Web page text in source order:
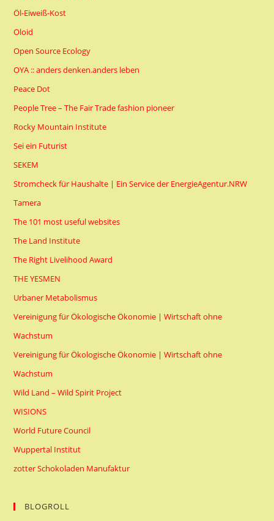
Öl-Eiweiß-Kost
Oloid
Open Source Ecology
OYA :: anders denken.anders leben
Peace Dot
People Tree – The Fair Trade fashion pioneer
Rocky Mountain Institute
Sei ein Futurist
SEKEM
Stromcheck für Haushalte | Ein Service der EnergieAgentur.NRW
Tamera
The 101 most useful websites
The Land Institute
The Right Livelihood Award
THE YESMEN
Urbaner Metabolismus
Vereinigung für Ökologische Ökonomie | Wirtschaft ohne
Wachstum
Vereinigung für Ökologische Ökonomie | Wirtschaft ohne
Wachstum
Wild Land – Wild Spirit Project
WISIONS
World Future Council
Wuppertal Institut
zotter Schokoladen Manufaktur
BLOGROLL